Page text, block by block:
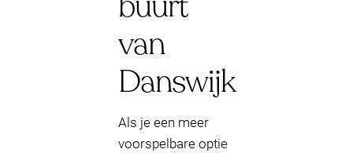
van
Danswijk
Als je een meer
voorspelbare optie